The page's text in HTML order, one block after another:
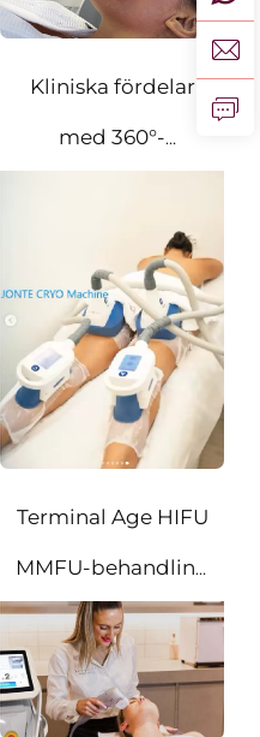
kliniska
Kliniska fördelar
med 360°-
Terminal Age HIFU
MMFU-behandling
med flerstrålig
fokusering